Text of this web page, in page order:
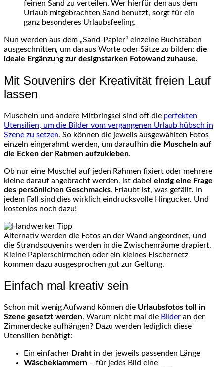
feinen Sand zu verteilen. Wer hierfür den aus dem
Urlaub mitgebrachten Sand benutzt, sorgt für ein
ganz besonderes Urlaubsfeeling.
Nun werden aus dem „Sand-Papier“ einzelne Buchstaben
ausgeschnitten, um daraus Worte oder Sätze zu bilden: die
ideale Ergänzung zur designstarken Fotowand zuhause.
Mit Souvenirs der Kreativität freien Lauf
lassen
Muscheln und andere Mitbringsel sind oft die perfekten
Utensilien, um die Bilder vom vergangenen Urlaub hübsch in
Szene zu setzen. So können die jeweils ausgewählten Fotos
einzeln eingerahmt werden, um daraufhin die Muscheln auf
die Ecken der Rahmen aufzukleben.
Ob nur eine Muschel auf jeden Rahmen fixiert oder mehrere
kleine darauf angebracht werden, ist dabei einzig eine Frage
des persönlichen Geschmacks. Erlaubt ist, was gefällt. In
jedem Fall sind dies wirklich eindrucksvolle Hingucker. Und
kostenlos noch dazu!
Alternativ werden die Fotos an der Wand angeordnet, und
die Strandsouvenirs werden in die Zwischenräume drapiert.
Kleine Papierschirmchen oder ein kleines Fischernetz
kommen dazu ausgesprochen gut zur Geltung.
Einfach mal kreativ sein
Schon mit wenig Aufwand können die Urlaubsfotos toll in
Szene gesetzt werden. Warum nicht mal die Bilder an der
Zimmerdecke aufhängen? Dazu werden lediglich diese
Utensilien benötigt:
Ein einfacher Draht in der jeweils passenden Länge
Wäscheklammern – für jedes Bild eine